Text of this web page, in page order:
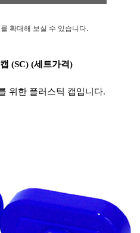
확대해 보실 수 있습니다.
(SC) (세트가격)
위한 플러스틱 캡입니다.